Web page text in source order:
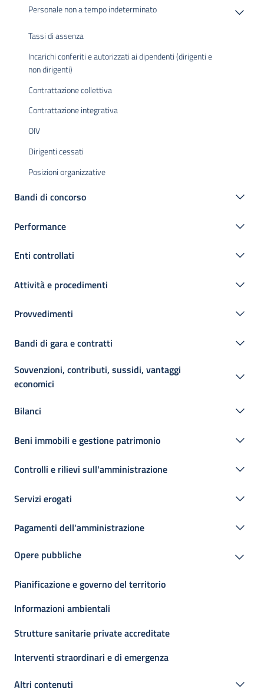
Personale non a tempo indeterminato
Tassi di assenza
Incarichi conferiti e autorizzati ai dipendenti (dirigenti e
non dirigenti)
Contrattazione collettiva
Contrattazione integrativa
OIV
Dirigenti cessati
Posizioni organizzative
Bandi di concorso
Performance
Enti controllati
Attività e procedimenti
Provvedimenti
Bandi di gara e contratti
Sovvenzioni, contributi, sussidi, vantaggi
economici
Bilanci
Beni immobili e gestione patrimonio
Controlli e rilievi sull'amministrazione
Servizi erogati
Pagamenti dell'amministrazione
Opere pubbliche
Pianificazione e governo del territorio
Informazioni ambientali
Strutture sanitarie private accreditate
Interventi straordinari e di emergenza
Altri contenuti